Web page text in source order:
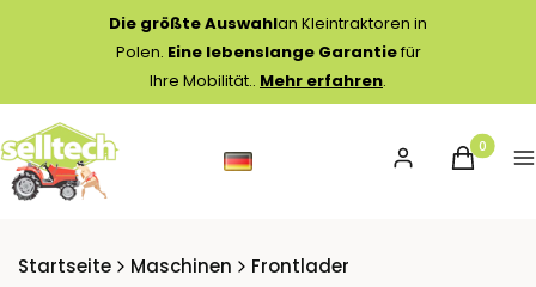
Die größte Auswahlan Kleintraktoren in
Polen. Eine lebenslange Garantiefür
Ihre Mobilität.. Mehr erfahren.
Einloggen
Startseite Maschinen Frontlader